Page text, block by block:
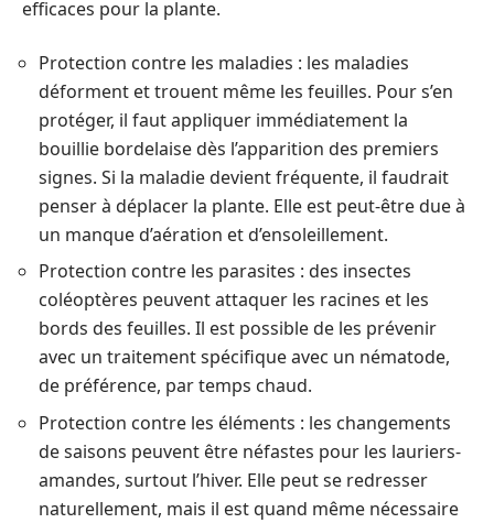
efficaces pour la plante.
Protection contre les maladies : les maladies
déforment et trouent même les feuilles. Pour s’en
protéger, il faut appliquer immédiatement la
bouillie bordelaise dès l’apparition des premiers
signes. Si la maladie devient fréquente, il faudrait
penser à déplacer la plante. Elle est peut-être due à
un manque d’aération et d’ensoleillement.
Protection contre les parasites : des insectes
coléoptères peuvent attaquer les racines et les
bords des feuilles. Il est possible de les prévenir
avec un traitement spécifique avec un nématode,
de préférence, par temps chaud.
Protection contre les éléments : les changements
de saisons peuvent être néfastes pour les lauriers-
amandes, surtout l’hiver. Elle peut se redresser
naturellement, mais il est quand même nécessaire